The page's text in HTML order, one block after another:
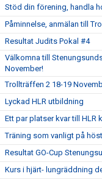
Stöd din förening, handla
Påminnelse, anmälan till
Resultat Judits Pokal #4
Välkomna till
November!
Trollträffen 2 18-19
Lyckad HLR utbildning
Ett par platser kvar till HLR
Träning som vanligt på
Resultat GO-Cup
Kurs i hjärt- lungräddning